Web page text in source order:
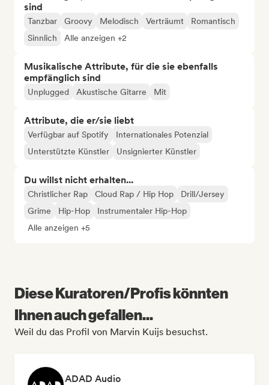
sind
Tanzbar Groovy Melodisch Verträumt
Romantisch
Sinnlich
Alle anzeigen +2
Musikalische Attribute, für die sie ebenfalls
empfänglich sind
Unplugged Akustische Gitarre Mit
Attribute, die er/sie liebt
Verfügbar auf Spotify
Internationales Potenzial
Unterstützte Künstler
Unsignierter Künstler
Du willst nicht erhalten...
Christlicher Rap Cloud Rap / Hip Hop
Drill/Jersey
Grime
Hip-Hop
Instrumentaler Hip-Hop
Alle anzeigen +5
Diese Kuratoren/Profis könnten
Ihnen auch gefallen...
Weil du das Profil von Marvin Kuijs besuchst.
ADAD Audio